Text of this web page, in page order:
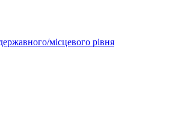
місцевого рівня